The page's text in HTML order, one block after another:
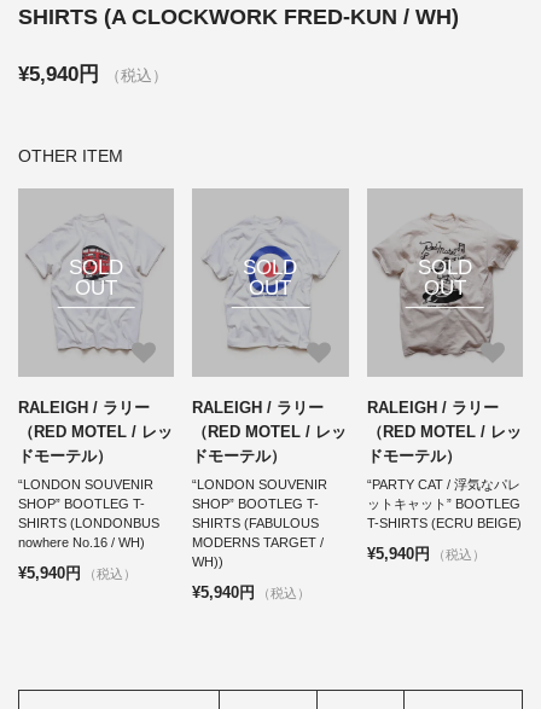
SHIRTS (A CLOCKWORK FRED-KUN / WH)
¥5,940円 （税込）
OTHER ITEM
SOLD
OUT
RALEIGH / ラリー
（RED MOTEL / レッ
ドモーテル）
“LONDON SOUVENIR
SHOP” BOOTLEG T-
SHIRTS (LONDONBUS
nowhere No.16 / WH)
¥5,940円 （税込）
SOLD
OUT
RALEIGH / ラリー
（RED MOTEL / レッ
ドモーテル）
“LONDON SOUVENIR
SHOP” BOOTLEG T-
SHIRTS (FABULOUS
MODERNS TARGET /
WH))
¥5,940円 （税込）
SOLD
OUT
RALEIGH / ラリー
（RED MOTEL / レッ
ドモーテル）
“PARTY CAT / 浮気なパレ
ットキャット” BOOTLEG
T-SHIRTS (ECRU BEIGE)
¥5,940円 （税込）